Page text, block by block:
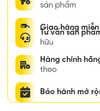
sản phẩm
Giao hàng
Tư vấn sản
hữu
Hàng chính
theo
Bảo hành mở